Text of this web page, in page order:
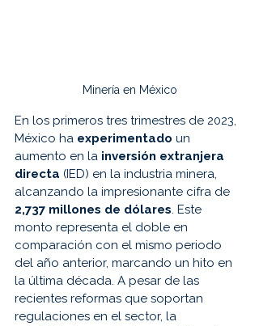
Minería en México
En los primeros tres trimestres de 2023,
México ha experimentado un
aumento en la inversión extranjera
directa (IED) en la industria minera,
alcanzando la impresionante cifra de
2,737 millones de dólares. Este
monto representa el doble en
comparación con el mismo periodo
del año anterior, marcando un hito en
la última década. A pesar de las
recientes reformas que soportan
regulaciones en el sector, la